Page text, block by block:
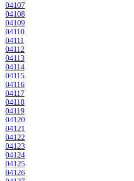
04107
04108
04109
04110
04111
04112
04113
04114
04115
04116
04117
04118
04119
04120
04121
04122
04123
04124
04125
04126